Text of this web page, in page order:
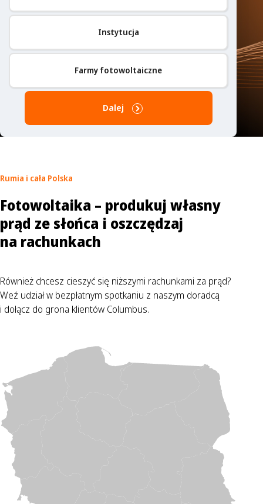
Instytucja
Farmy fotowoltaiczne
Dalej
Rumia i cała Polska
Fotowoltaika – produkuj własny
prąd ze słońca i oszczędzaj
na rachunkach
Również chcesz cieszyć się niższymi rachunkami za prąd?
Weź udział w bezpłatnym spotkaniu z naszym doradcą
i dołącz do grona klientów Columbus.